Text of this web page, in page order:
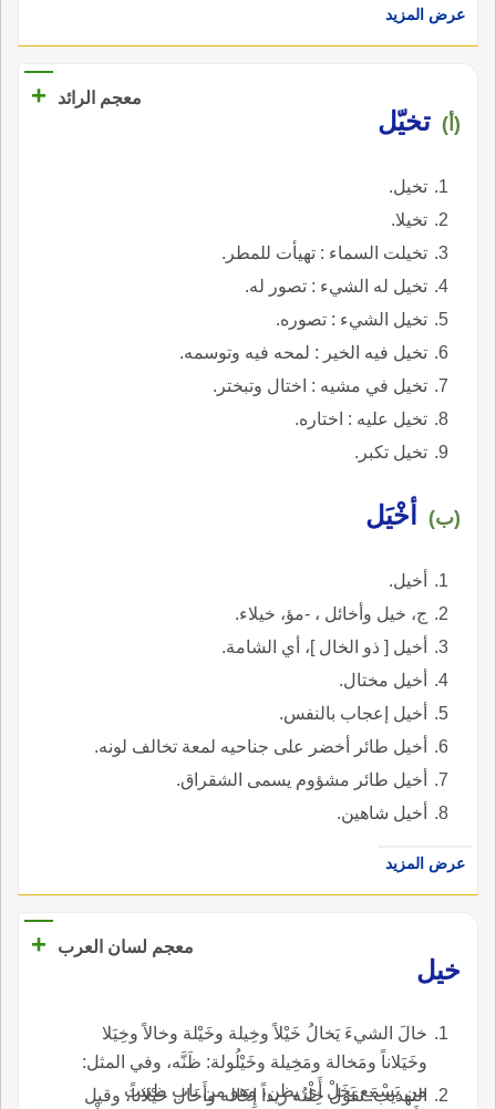
عرض المزيد
معجم الرائد +
(أ) تخيّل
تخيل.
تخيلا.
تخيلت السماء : تهيأت للمطر.
تخيل له الشيء : تصور له.
تخيل الشيء : تصوره.
تخيل فيه الخير : لمحه فيه وتوسمه.
تخيل في مشيه : اختال وتبختر.
تخيل عليه : اختاره.
تخيل تكبر.
(ب) أخْيَل
أخيل.
ج، خيل وأخائل ، -مؤ، خيلاء.
أخيل [ ذو الخال ]، أي الشامة.
أخيل مختال.
أخيل إعجاب بالنفس.
أخيل طائر أخضر على جناحيه لمعة تخالف لونه.
أخيل طائر مشؤوم يسمى الشقراق.
أخيل شاهين.
عرض المزيد
معجم لسان العرب
+
خيل
خالَ الشيءَ يَخالُ خَيْلاً وخِيلة وخَيْلة وخالاً وخِيَلا
وخَيَلاناً ومَخالة ومَخِيلة وخَيْلُولة: ظَنَّه، وفي المثل:
من يَسْمَع يَخَلْ أَي يظن، وهو من باب ظننت
التهذيب: تقول خِلْتُه زيداً إِخَاله وأَخَال خيْلاناً، وقيل